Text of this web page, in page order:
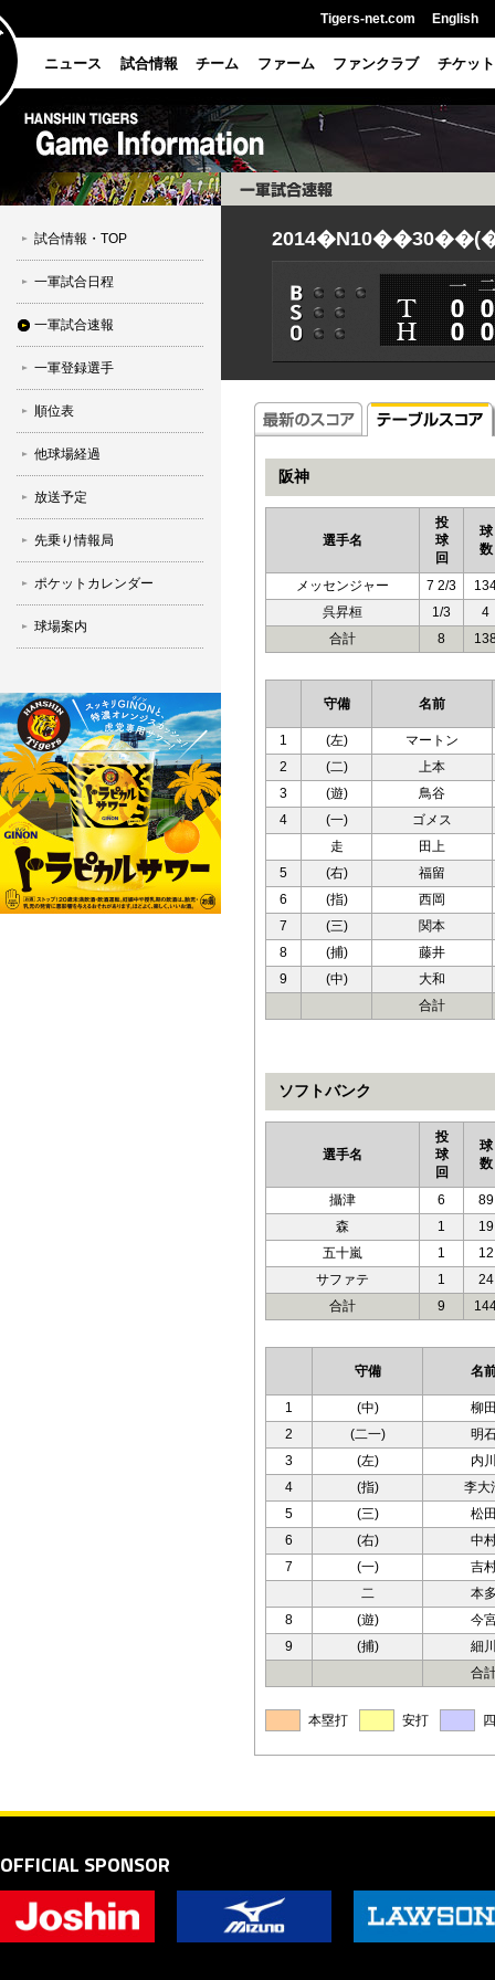
Tigers-net.com English
ニュース 試合情報 チーム ファーム ファンクラブ チケット
試合情報・TOP
一軍試合日程
一軍試合速報
一軍登録選手
順位表
他球場経過
放送予定
先乗り情報局
ポケットカレンダー
球場案内
阪神
選手名
投
球
回
球
数
メッセンジャー 7 2/3
呉昇桓
1/3
4
合計
8
守備 名前
1 (左)
マートン
2
(二)
上本
3
(遊)
鳥谷
4
(一)
ゴメス
走
田上
5
(右)
福留
6
(指)
西岡
7
(三)
関本
8
(捕)
藤井
9
(中)
大和
合計
ソフトバンク
選手名
投
球
回
球
数
攝津 6
89
森
1
19
五十嵐
1
12
サファテ
1
24
合計
9
守備 名
1 (中)
柳
2
(二一)
明
3
(左)
内
4
(指)
李大
5
(三)
松
6
(右)
中
7
(一)
吉
二
本
8
(遊)
今
9
(捕)
細
合
本塁打 安打
OFFICIAL SPONSOR